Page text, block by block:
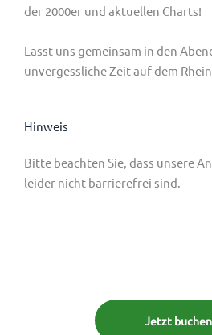
der 2000er und aktuellen Charts!
Lasst uns gemeinsam in den
unvergessliche Zeit auf dem
Hinweis
Bitte beachten Sie, dass unsere
leider nicht barrierefrei sind.
Jetzt